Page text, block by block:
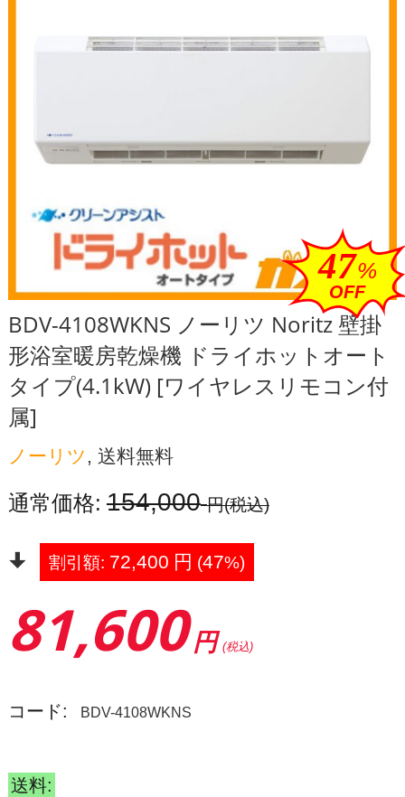
47%
OFF
BDV-4108WKNS ノーリツ Noritz 壁掛
形浴室暖房乾燥機 ドライホットオート
タイプ(4.1kW) [ワイヤレスリモコン付
属]
ノーリツ , 送料無料
通常価格: 154,000 円(税込)
割引額: 72,400 円 (47%)
81,600 円 (税込)
コード: BDV-4108WKNS
送料: